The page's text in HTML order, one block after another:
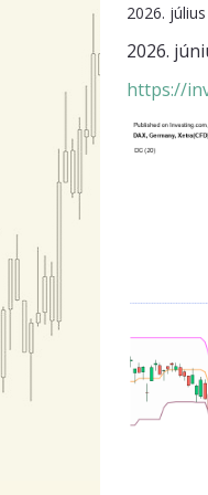
2026.
2026.
https://